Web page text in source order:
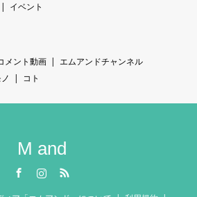
イベント
メント動画
エムアンドチャンネル
コト
M and